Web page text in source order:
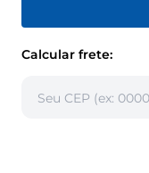
Calcular frete: